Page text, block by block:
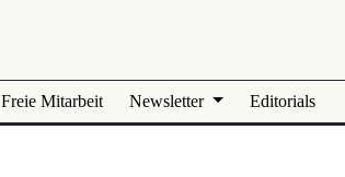
Freie Mitarbeit Newsletter Editorials